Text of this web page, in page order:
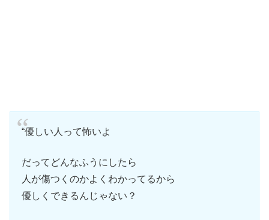
“優しい人って怖いよ
だってどんなふうにしたら
人が傷つくのかよくわかってるから
優しくできるんじゃない？